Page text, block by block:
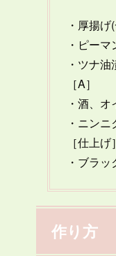
・厚揚
・ピー
・ツナ
［A］
・酒、
・ニン
［仕上げ］
・ブラ
作り方